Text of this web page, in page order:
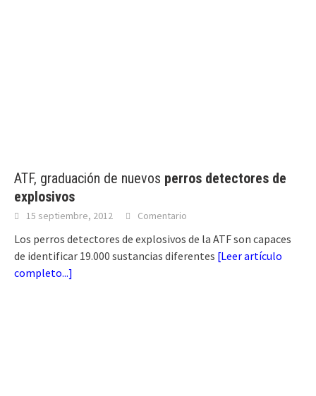
ATF, graduación de nuevos perros detectores de
explosivos
15 septiembre, 2012 Comentario
Los perros detectores de explosivos de la ATF son capaces
de identificar 19.000 sustancias diferentes [Leer artículo
completo...]